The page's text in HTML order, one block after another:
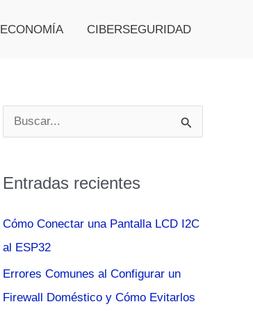
ECONOMÍA CIBERSEGURIDAD
u
c
o
r
Entradas recientes
Cómo Conectar una Pantalla LCD I2C
al ESP32
Errores Comunes al Configurar un
Firewall Doméstico y Cómo Evitarlos